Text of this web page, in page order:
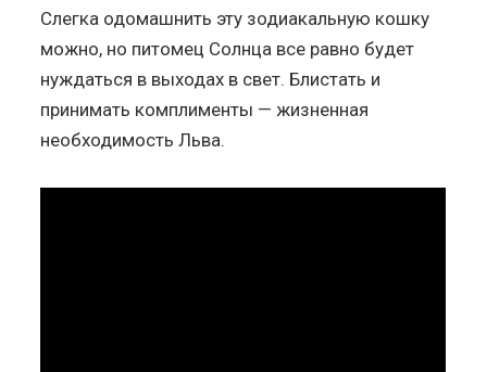
Слегка одомашнить эту зодиакальную кошку
можно, но питомец Солнца все равно будет
нуждаться в выходах в свет. Блистать и
принимать комплименты — жизненная
необходимость Льва.